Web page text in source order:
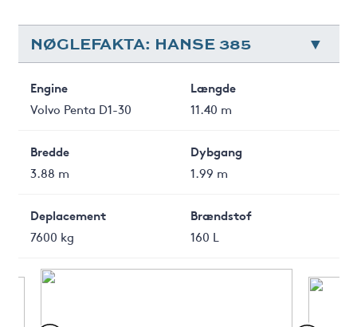
NØGLEFAKTA: HANSE 385
Engine
Volvo Penta D1-30
Længde
11.40 m
Bredde
3.88 m
Dybgang
1.99 m
Deplacement
7600 kg
Brændstof
160 L